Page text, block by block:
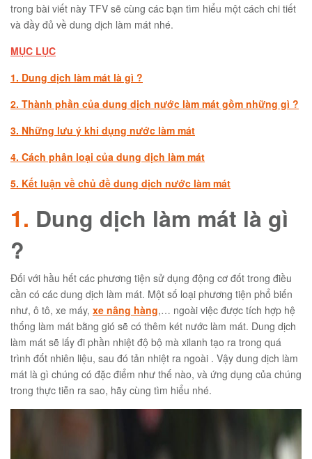
trong bài viết này TFV sẽ cùng các bạn tìm hiểu một cách chi tiết
và đầy đủ về dung dịch làm mát nhé.
MỤC LỤC
1. Dung dịch làm mát là gì ?
2. Thành phần của dung dịch nước làm mát gồm những gì ?
3. Những lưu ý khi dụng nước làm mát
4. Cách phân loại của dung dịch làm mát
5. Kết luận về chủ đề dung dịch nước làm mát
1. Dung dịch làm mát là gì
?
Đối với hầu hết các phương tiện sử dụng động cơ đốt trong điều
cần có các dung dịch làm mát. Một số loại phương tiện phổ biến
như, ô tô, xe máy, xe nâng hàng,… ngoài việc được tích hợp hệ
thống làm mát bằng gió sẽ có thêm két nước làm mát. Dung dịch
làm mát sẽ lấy đi phần nhiệt độ bộ mà xilanh tạo ra trong quá
trình đốt nhiên liệu, sau đó tản nhiệt ra ngoài . Vậy dung dịch làm
mát là gì chúng có đặc điểm như thế nào, và ứng dụng của chúng
trong thực tiễn ra sao, hãy cùng tìm hiểu nhé.